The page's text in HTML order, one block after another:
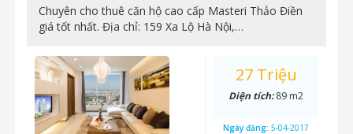
Chuyên cho thuê căn hộ cao cấp Masteri Thảo Điền
giá tốt nhất. Địa chỉ: 159 Xa Lộ Hà Nội,…
27 Triệu
Diện tích:89 m2
Ngày đăng: 5-04-2017